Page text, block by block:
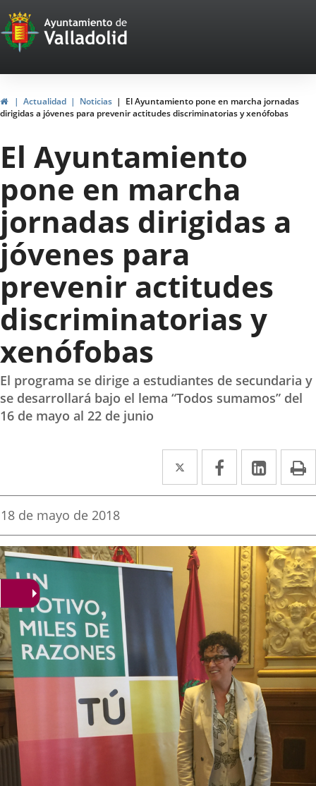
Portal
Web
del
Ayuntamiento
de
Valladolid
HomeActualidad Noticias
El Ayuntamiento pone en marcha jornadas
dirigidas a jóvenes para prevenir actitudes discriminatorias y xenófobas
El Ayuntamiento
pone en marcha
jornadas dirigidas a
jóvenes para
prevenir actitudes
discriminatorias y
xenófobas
El programa se dirige a estudiantes de secundaria y
se desarrollará bajo el lema “Todos sumamos” del
16 de mayo al 22 de junio
Twitter
Enlace
a
aplicación
externa.
Facebook
Enlace
a
aplicación
externa.
Enlace
a
Fecha
la
noticia
18 de mayo de 2018